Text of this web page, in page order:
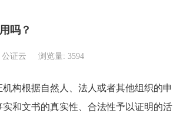
吗？
公证云 浏览量: 3594
构根据自然人、法人或者其他组织的申
和文书的真实性、合法性予以证明的活